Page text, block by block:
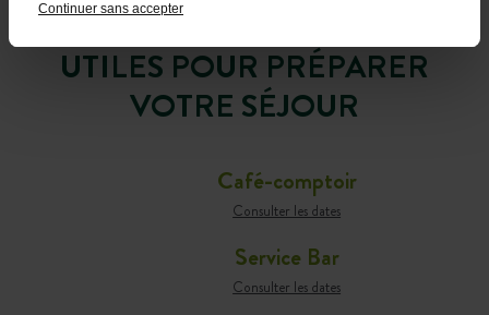
Continuer sans accepter
TOUTES LES INFORMATIONS
UTILES POUR PRÉPARER
VOTRE SÉJOUR
Café-comptoir
Consulter les dates
Service Bar
Consulter les dates